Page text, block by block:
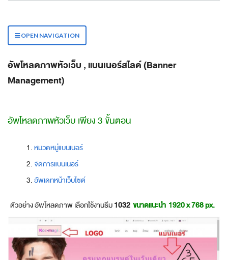
OPEN NAVIGATION
อัพโหลดภาพหัวเว็บ , แบนเนอร์สไลด์ (Banner
Management)
อัพโหลดภาพหัวเว็บ เพียง 3 ขั้นตอน
หมวดหมู่แบนเนอร์
จัดการแบนเนอร์
อัพเดทหน้าเว็บไซต์
ตัวอย่าง อัพโหลดภาพ เลือกใช้งานธีม1032 ขนาดแนะนำ 1920 x 768 px.